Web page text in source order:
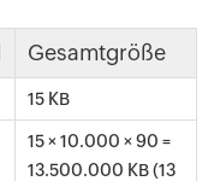
Gesamtgröße
15 KB
15 × 10.000 × 90 =
13.500.000 KB (13